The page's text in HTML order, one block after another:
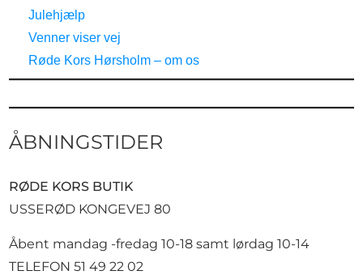
Julehjælp
Venner viser vej
Røde Kors Hørsholm – om os
ÅBNINGSTIDER
RØDE KORS BUTIK
USSERØD KONGEVEJ 80
Åbent mandag -fredag 10-18 samt lørdag 10-14
TELEFON 51 49 22 02